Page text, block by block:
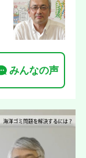
みんなの声